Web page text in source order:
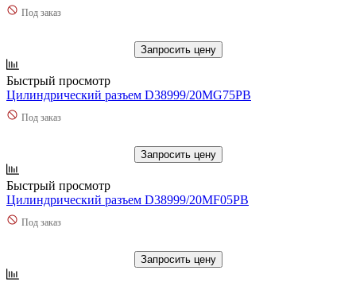
Под заказ
Запросить цену
Быстрый просмотр
Цилиндрический разъем D38999/20MG75PB
Под заказ
Запросить цену
Быстрый просмотр
Цилиндрический разъем D38999/20MF05PB
Под заказ
Запросить цену